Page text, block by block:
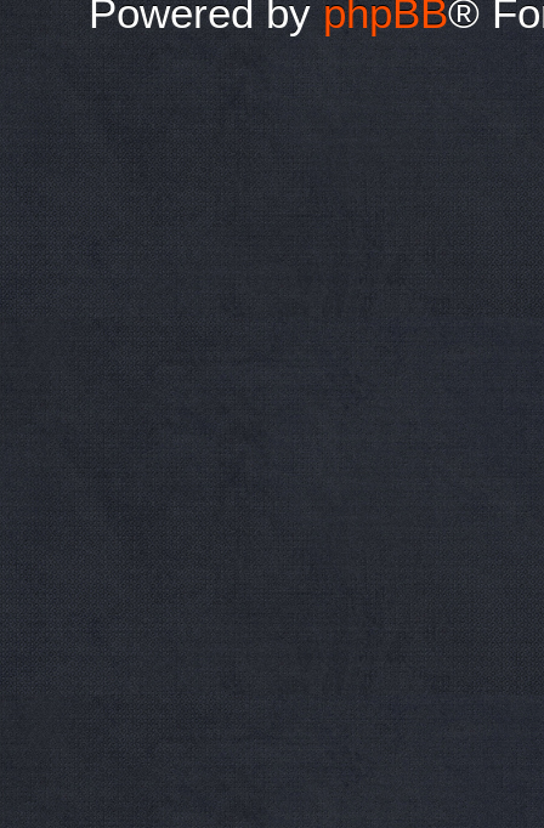
Powered by phpBB®